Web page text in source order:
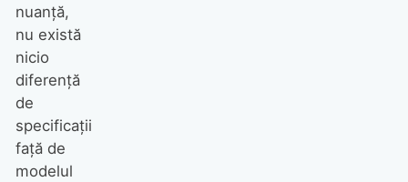
nuanţă,
nu există
nicio
diferenţă
de
specificaţii
faţă de
modelul